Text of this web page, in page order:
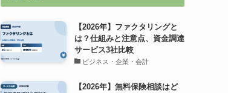
【2026年】ファクタリングと
は？仕組みと注意点、資金調達
サービス3社比較
ビジネス・企業・会計
【2026年】無料保険相談はど